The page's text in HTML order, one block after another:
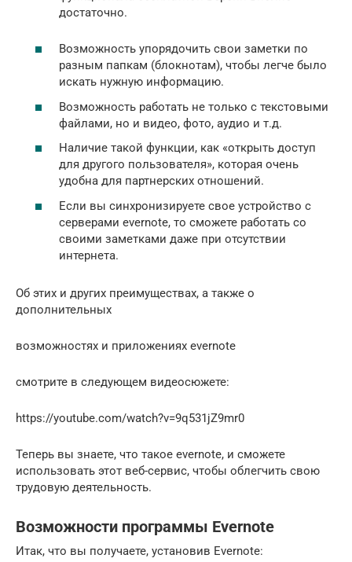
достаточно.
Возможность упорядочить свои заметки по
разным папкам (блокнотам), чтобы легче было
искать нужную информацию.
Возможность работать не только с текстовыми
файлами, но и видео, фото, аудио и т.д.
Наличие такой функции, как «открыть доступ
для другого пользователя», которая очень
удобна для партнерских отношений.
Если вы синхронизируете свое устройство с
серверами evernote, то сможете работать со
своими заметками даже при отсутствии
интернета.
Об этих и других преимуществах, а также о
дополнительных
возможностях и приложениях evernote
смотрите в следующем видеосюжете:
https://youtube.com/watch?v=9q531jZ9mr0
Теперь вы знаете, что такое evernote, и сможете
использовать этот веб-сервис, чтобы облегчить свою
трудовую деятельность.
Возможности программы Evernote
Итак, что вы получаете, установив Evernote: